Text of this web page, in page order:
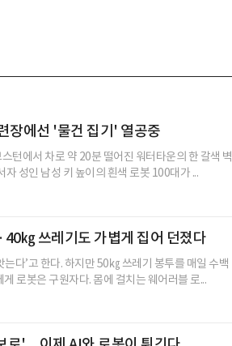
장에선 '물건 집기' 열공중
턴에서 차로 약 20분 떨어진 워터타운의 한 갈색 벽
자 성인 남성 키 높이의 흰색 로봇 100대가 ...
㎏ 쓰레기도 가볍게 집어 던졌다
는다’고 한다. 하지만 50㎏ 쓰레기 봉투를 매일 수백
로봇은 구원자다. 몸에 걸치는 웨어러블 로...